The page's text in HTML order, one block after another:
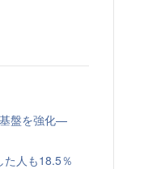
盤を強化—
た人も18.5％